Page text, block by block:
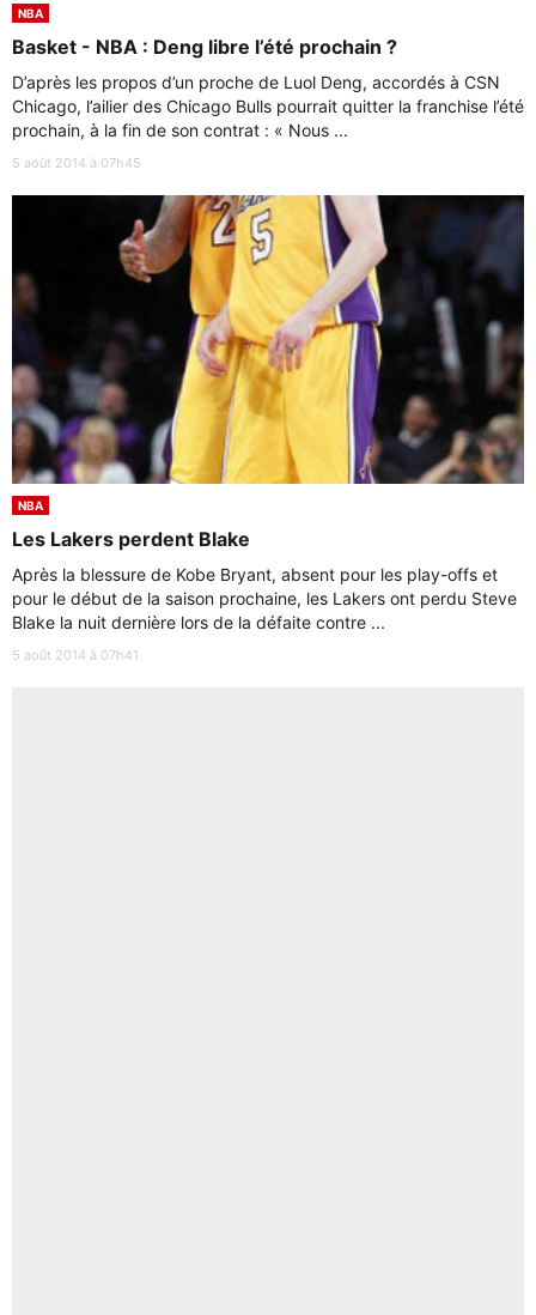
NBA
Basket - NBA : Deng libre l’été prochain ?
D’après les propos d’un proche de Luol Deng, accordés à CSN
Chicago, l’ailier des Chicago Bulls pourrait quitter la franchise l’été
prochain, à la fin de son contrat : « Nous ...
5 août 2014 à 07h45
NBA
Les Lakers perdent Blake
Après la blessure de Kobe Bryant, absent pour les play-offs et
pour le début de la saison prochaine, les Lakers ont perdu Steve
Blake la nuit dernière lors de la défaite contre ...
5 août 2014 à 07h41